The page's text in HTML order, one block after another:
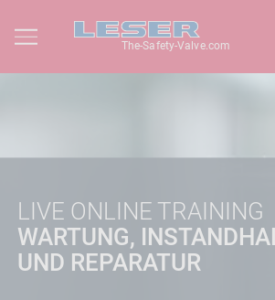
The-Safety-Valve.com
LIVE ONLINE TRAINING
WARTUNG,
UND REPARATUR